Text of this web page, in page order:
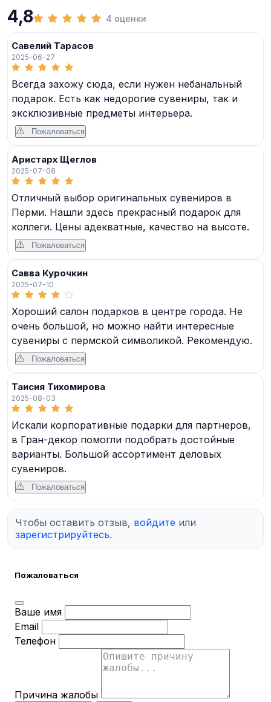
4,8 4 оценки
Савелий Тарасов
2025-06-27
Всегда захожу сюда, если нужен небанальный
подарок. Есть как недорогие сувениры, так и
эксклюзивные предметы интерьера.
Пожаловаться
Аристарх Щеглов
2025-07-08
Отличный выбор оригинальных сувениров в
Перми. Нашли здесь прекрасный подарок для
коллеги. Цены адекватные, качество на высоте.
Пожаловаться
Савва Курочкин
2025-07-10
Хороший салон подарков в центре города. Не
очень большой, но можно найти интересные
сувениры с пермской символикой. Рекомендую.
Пожаловаться
Таисия Тихомирова
2025-08-03
Искали корпоративные подарки для партнеров,
в Гран-декор помогли подобрать достойные
варианты. Большой ассортимент деловых
сувениров.
Пожаловаться
Чтобы оставить отзыв, войдите или
зарегистрируйтесь.
Пожаловаться
Ваше имя
Email
Телефон
Причина жалобы